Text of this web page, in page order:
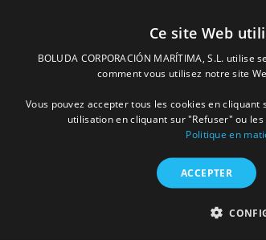
Ce site Web
BOLUDA CORPORACIÓN MARÍTIMA, S.L.
comment vous utilisez notre site
Vous pouvez accepter tous les cookies en
utilisation en cliquant sur "Refuser" ou
Politique en
ACCEPTER